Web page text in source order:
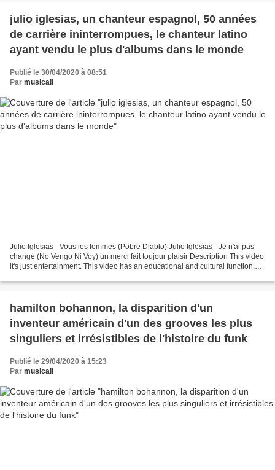
julio iglesias, un chanteur espagnol, 50 années
de carrière ininterrompues, le chanteur latino
ayant vendu le plus d'albums dans le monde
Publié le 30/04/2020 à 08:51
Par musicali
Julio Iglesias - Vous les femmes (Pobre Diablo) Julio Iglesias - Je n'ai pas
changé (No Vengo Ni Voy) un merci fait toujour plaisir Description This video
it's just entertainment. This video has an educational and cultural function.
hamilton bohannon, la disparition d'un
inventeur américain d'un des grooves les plus
singuliers et irrésistibles de l'histoire du funk
Publié le 29/04/2020 à 15:23
Par musicali